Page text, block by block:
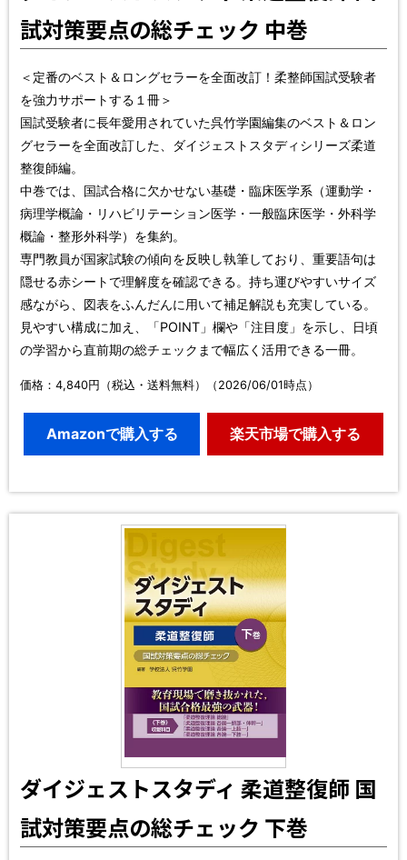
試対策要点の総チェック 中巻
＜定番のベスト＆ロングセラーを全面改訂！柔整師国試受験者
を強力サポートする１冊＞
国試受験者に長年愛用されていた呉竹学園編集のベスト＆ロン
グセラーを全面改訂した、ダイジェストスタディシリーズ柔道
整復師編。
中巻では、国試合格に欠かせない基礎・臨床医学系（運動学・
病理学概論・リハビリテーション医学・一般臨床医学・外科学
概論・整形外科学）を集約。
専門教員が国家試験の傾向を反映し執筆しており、重要語句は
隠せる赤シートで理解度を確認できる。持ち運びやすいサイズ
感ながら、図表をふんだんに用いて補足解説も充実している。
見やすい構成に加え、「POINT」欄や「注目度」を示し、日頃
の学習から直前期の総チェックまで幅広く活用できる一冊。
価格：4,840円（税込・送料無料）（2026/06/01時点）
Amazonで購入する 楽天市場で購入する
ダイジェストスタディ 柔道整復師 国
試対策要点の総チェック 下巻